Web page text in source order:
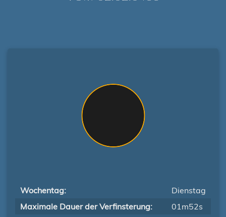
Wochentag:
Dienstag
Maximale Dauer der Verfinsterung:
01m52s